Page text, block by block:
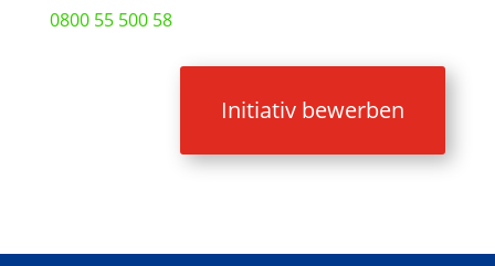
0800 55 500 58
Initiativ bewerben